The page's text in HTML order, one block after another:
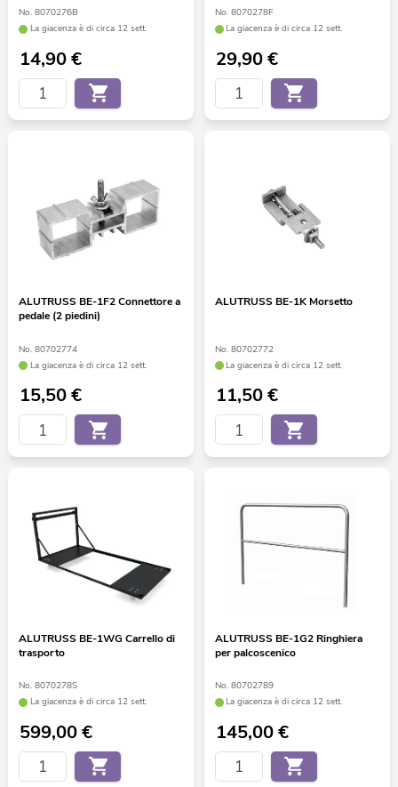
No. 8070276B
La giacenza è di circa 12 sett.
14,90€
No. 8070278F
La giacenza è di circa 12 sett.
29,90€
ALUTRUSS BE-1F2 Connettore a
pedale (2 piedini)
No. 80702774
La giacenza è di circa 12 sett.
15,50€
ALUTRUSS BE-1K Morsetto
No. 80702772
La giacenza è di circa 12 sett.
11,50€
ALUTRUSS BE-1WG Carrello di
trasporto
No. 8070278S
La giacenza è di circa 12 sett.
599,00€
ALUTRUSS BE-1G2 Ringhiera
per palcoscenico
No. 80702789
La giacenza è di circa 12 sett.
145,00€